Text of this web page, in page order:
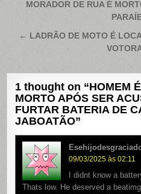
Navegação
Post
MORADOR DE RUA É
← LADRÃO DE MOTO É
1 thought on “HOMEM
MORTO APÓS SER
FURTAR BATERIA DE
JABOATÃO”
09/03/2025 às 02:11
I didnt know a
Thats low. He deserved a